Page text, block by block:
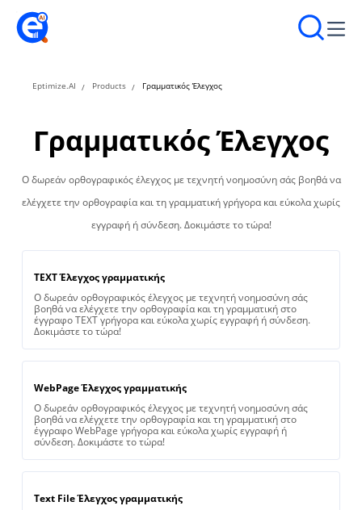
Eptimize.AI Products Γραμματικός Έλεγχος
Γραμματικός Έλεγχος
Ο δωρεάν ορθογραφικός έλεγχος με τεχνητή νοημοσύνη σάς βοηθά να
ελέγχετε την ορθογραφία και τη γραμματική γρήγορα και εύκολα χωρίς
εγγραφή ή σύνδεση. Δοκιμάστε το τώρα!
TEXT Έλεγχος γραμματικής
Ο δωρεάν ορθογραφικός έλεγχος με τεχνητή νοημοσύνη σάς
βοηθά να ελέγχετε την ορθογραφία και τη γραμματική στο
έγγραφο TEXT γρήγορα και εύκολα χωρίς εγγραφή ή σύνδεση.
Δοκιμάστε το τώρα!
WebPage Έλεγχος γραμματικής
Ο δωρεάν ορθογραφικός έλεγχος με τεχνητή νοημοσύνη σάς
βοηθά να ελέγχετε την ορθογραφία και τη γραμματική στο
έγγραφο WebPage γρήγορα και εύκολα χωρίς εγγραφή ή
σύνδεση. Δοκιμάστε το τώρα!
Text File Έλεγχος γραμματικής